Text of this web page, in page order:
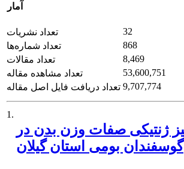
آمار
تعداد نشریات
32
تعداد شماره‌ها
868
تعداد مقالات
8,469
تعداد مشاهده مقاله
53,600,751
تعداد دریافت فایل اصل مقاله 9,707,774
1.
ژنتیکی صفات وزن بدن در
گوسفندان بومی استان گیلان